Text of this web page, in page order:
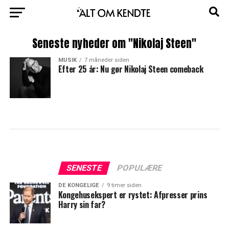
Seneste nyheder om "Nikolaj Steen"
MUSIK 7 måneder siden
Efter 25 år: Nu gør Nikolaj Steen comeback
SENESTE POPULÆRE
DE KONGELIGE 9 timer siden
Kongehusekspert er rystet: Afpresser prins
Harry sin far?